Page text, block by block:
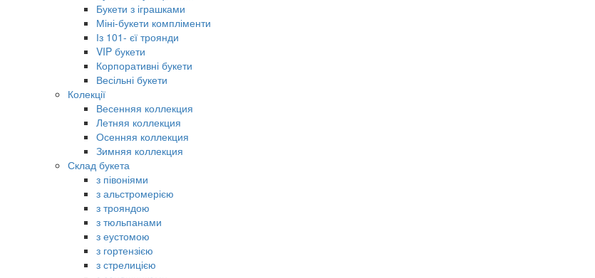
Букети з іграшками
Міні-букети компліменти
Із 101- єї троянди
VIP букети
Корпоративні букети
Весільні букети
Колекції
Весенняя коллекция
Летняя коллекция
Осенняя коллекция
Зимняя коллекция
Склад букета
з півоніями
з альстромерією
з трояндою
з тюльпанами
з еустомою
з гортензією
з стрелицією